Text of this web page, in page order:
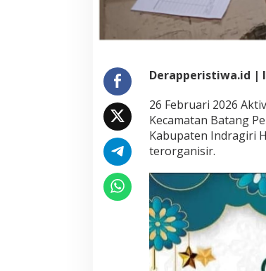
Derapperistiwa.id |
26 Februari 2026
Kecamatan Batang
Kabupaten Indragiri
terorganisir.